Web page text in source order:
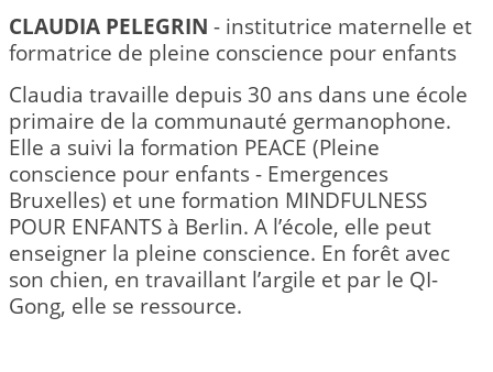
CLAUDIA PELEGRIN - institutrice maternelle et
formatrice de pleine conscience pour enfants
Claudia travaille depuis 30 ans dans une école
primaire de la communauté germanophone.
Elle a suivi la formation PEACE (Pleine
conscience pour enfants - Emergences
Bruxelles) et une formation MINDFULNESS
POUR ENFANTS à Berlin. A l’école, elle peut
enseigner la pleine conscience. En forêt avec
son chien, en travaillant l’argile et par le QI-
Gong, elle se ressource.